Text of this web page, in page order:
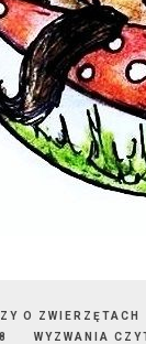
O ZWIERZĘTACH
WYZWANIA